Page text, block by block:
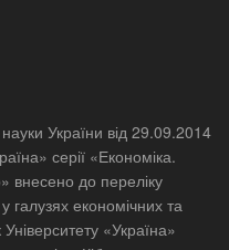
науки України від 29.09.2014
серії «Економіка.
до переліку
галузях економічних та
«Україна»